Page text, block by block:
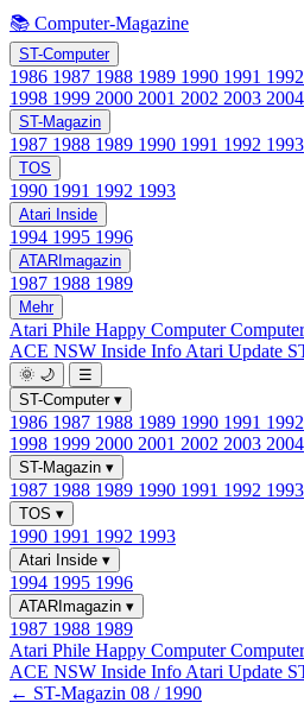
📚 Computer-Magazine
ST-Computer
1986 1987 1988 1989 1990 1991 1992
1998 1999 2000 2001 2002 2003 2004
ST-Magazin
1987 1988 1989 1990 1991 1992 1993
TOS
1990 1991 1992 1993
Atari Inside
1994 1995 1996
ATARImagazin
1987 1988 1989
Mehr
Atari Phile Happy Computer
ACE NSW Inside Info Atari Update
🌞 🌙
☰
ST-Computer ▾
1986 1987 1988 1989 1990 1991 1992
1998 1999 2000 2001 2002 2003 2004
ST-Magazin ▾
1987 1988 1989 1990 1991 1992 1993
TOS ▾
1990 1991 1992 1993
Atari Inside ▾
1994 1995 1996
ATARImagazin ▾
1987 1988 1989
Atari Phile Happy Computer
ACE NSW Inside Info Atari Update
← ST-Magazin 08 / 1990